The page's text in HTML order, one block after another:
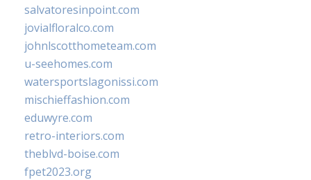
salvatoresinpoint.com
jovialfloralco.com
johnlscotthometeam.com
u-seehomes.com
watersportslagonissi.com
mischieffashion.com
eduwyre.com
retro-interiors.com
theblvd-boise.com
fpet2023.org